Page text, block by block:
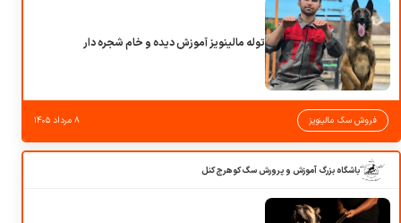
توله مالینویز آموزش دیده و خام شجره دار
فروش سگ مالینویز ۸ مرداد ۱۴۰۵
باشگاه بزرگ آموزش و پرورش سگ کوهرج کنل